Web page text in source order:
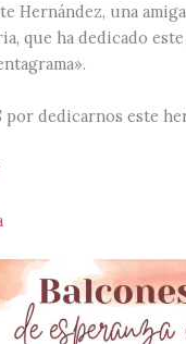
Hernández, una
que ha dedicado este
por dedicarnos este